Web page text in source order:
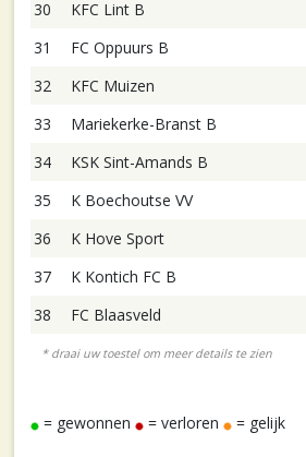
30 KFC Lint B
31
FC Oppuurs B
32
KFC Muizen
33
Mariekerke-Branst B
34
KSK Sint-Amands B
35
K Boechoutse VV
36
K Hove Sport
37
K Kontich FC B
38
FC Blaasveld
= gewonnen = verloren = gelijk